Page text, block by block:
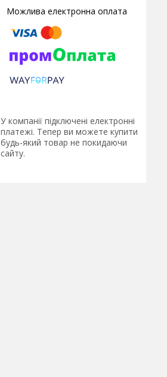
У компанії підключені електронні
платежі. Тепер ви можете купити
будь-який товар не покидаючи
сайту.